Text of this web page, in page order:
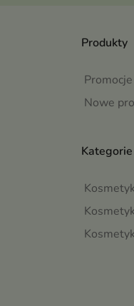
Produkty
Promocje
Nowe
Kategorie